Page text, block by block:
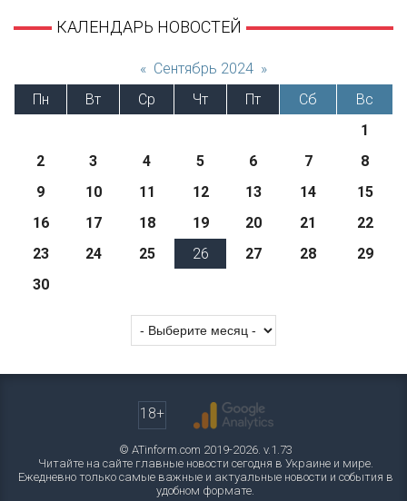
КАЛЕНДАРЬ НОВОСТЕЙ
« Сентябрь 2024 »
Пн
Вт Ср Чт Пт Сб
Вс
1
2
3 4 5 6 7
8
9
10 11 12 13 14
15
16
17 18 19 20 21
22
23
24 25 26 27 28
29
30
18+
© ATinform.com 2019-2026. v.1.73
Читайте на сайте главные новости сегодня в Украине и мире.
Ежедневно только самые важные и актуальные новости и события в
удобном формате.